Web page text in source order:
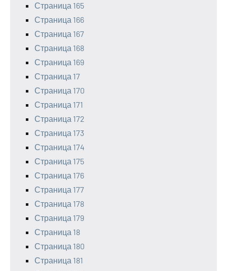
Страница 165
Страница 166
Страница 167
Страница 168
Страница 169
Страница 17
Страница 170
Страница 171
Страница 172
Страница 173
Страница 174
Страница 175
Страница 176
Страница 177
Страница 178
Страница 179
Страница 18
Страница 180
Страница 181